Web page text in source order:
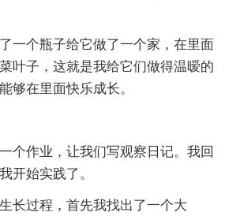
一个瓶子给它做了一个家，在里面
叶子，这就是我给它们做得温暧的
够在里面快乐成长。
个作业，让我们写观察日记。我回
开始实践了。
长过程，首先我找出了一个大